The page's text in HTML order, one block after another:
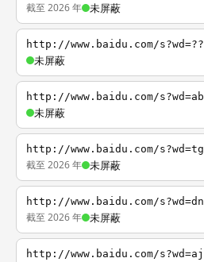
截至 2026 年 未屏蔽
http://www.baidu.com/s?wd=??
未屏蔽
http://www.baidu.com/s?wd=ab
未屏蔽
http://www.baidu.com/s?wd=tg
截至 2026 年 未屏蔽
http://www.baidu.com/s?wd=dn
截至 2026 年 未屏蔽
http://www.baidu.com/s?wd=aj